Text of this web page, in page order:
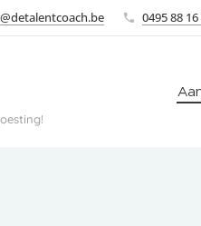
0495 88 16